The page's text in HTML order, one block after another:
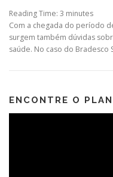
Reading Time: 3 minutes
Com a chegada do período
surgem também dúvidas
saúde. No caso do Bradesco
ENCONTRE O